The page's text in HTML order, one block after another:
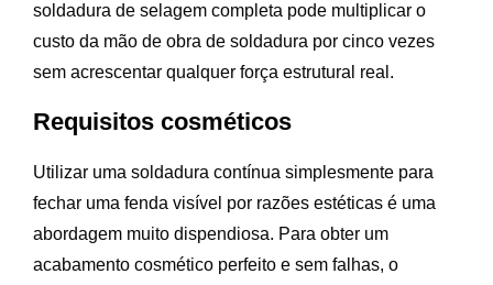
soldadura de selagem completa pode multiplicar o
custo da mão de obra de soldadura por cinco vezes
sem acrescentar qualquer força estrutural real.
Requisitos cosméticos
Utilizar uma soldadura contínua simplesmente para
fechar uma fenda visível por razões estéticas é uma
abordagem muito dispendiosa. Para obter um
acabamento cosmético perfeito e sem falhas, o